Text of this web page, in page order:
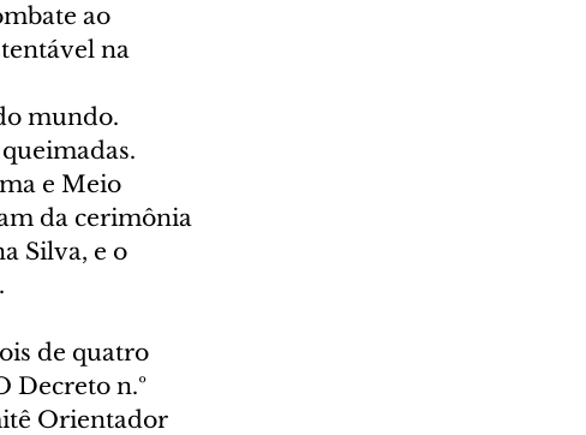
ao
na
mundo.
e Meio
da cerimônia
Silva, e o
de quatro
Decreto n.º
Orientador